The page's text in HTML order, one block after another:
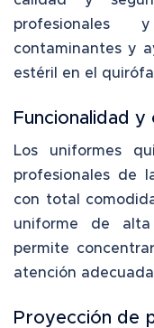
contaminantes y
estéril en el
Funcionalidad
Los uniformes
profesionales de
con total
uniforme de
permite
atención
Proyección de